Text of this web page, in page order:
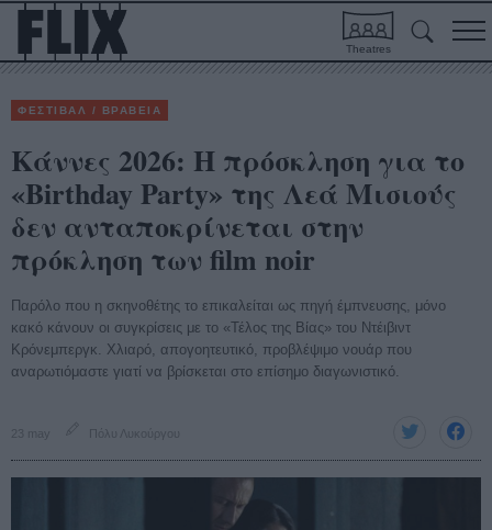
Theatres
ΦΕΣΤΙΒΑΛ / ΒΡΑΒΕΙΑ
Κάννες 2026: Η πρόσκληση για το
«Birthday Party» της Λεά Μισιούς
δεν ανταποκρίνεται στην
πρόκληση των film noir
Παρόλο που η σκηνοθέτης το επικαλείται ως πηγή έμπνευσης, μόνο
κακό κάνουν οι συγκρίσεις με το «Τέλος της Βίας» του Ντέιβιντ
Κρόνεμπεργκ. Χλιαρό, απογοητευτικό, προβλέψιμο νουάρ που
αναρωτιόμαστε γιατί να βρίσκεται στο επίσημο διαγωνιστικό.
23 may Πόλυ Λυκούργου